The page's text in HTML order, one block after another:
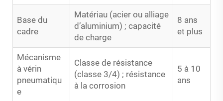
Base du
cadre
Matériau (acier ou alliage
d’aluminium) ; capacité
de charge
8 ans
et plus
Mécanisme
à vérin
pneumatiqu
e
Classe de résistance
(classe 3/4) ; résistance
à la corrosion
5 à 10
ans